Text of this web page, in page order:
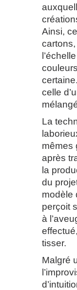
Ainsi,
celle
La
mêmes
après
la
du
modèle
perçoit
à
tisser.
Malgré